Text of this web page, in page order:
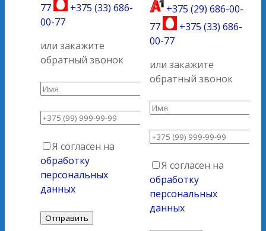
77
+375 (33) 686-
00-77
или закажите
обратный звонок
Я согласен на
обработку
персональных
данных
+375 (29) 686-00-
77
+375 (33) 686-
00-77
или закажите
обратный звонок
Я согласен на
обработку
персональных
данных